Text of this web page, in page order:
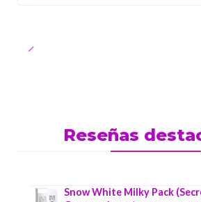
Reseñas
Snow White Milky Pack